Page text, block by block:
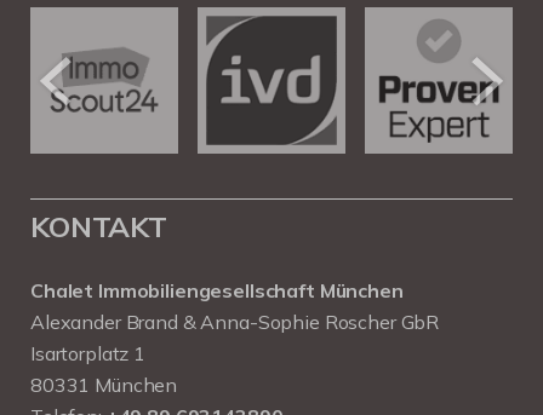
KONTAKT
Chalet Immobiliengesellschaft München
Alexander Brand & Anna-Sophie Roscher GbR
Isartorplatz 1
80331 München